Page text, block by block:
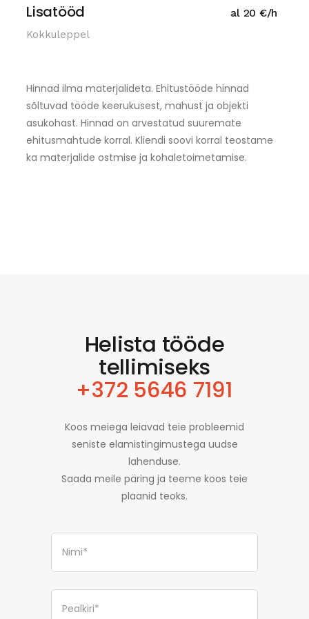
Lisatööd al 20 €/h
Kokkuleppel
Hinnad ilma materjalideta. Ehitustööde hinnad
sõltuvad tööde keerukusest, mahust ja objekti
asukohast. Hinnad on arvestatud suuremate
ehitusmahtude korral. Kliendi soovi korral teostame
ka materjalide ostmise ja kohaletoimetamise.
Helista tööde
tellimiseks
+372 5646 7191
Koos meiega leiavad teie probleemid
seniste elamistingimustega uudse
lahenduse.
Saada meile päring ja teeme koos teie
plaanid teoks.